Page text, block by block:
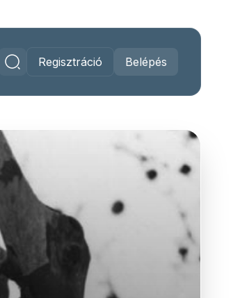
Regisztráció Belépés